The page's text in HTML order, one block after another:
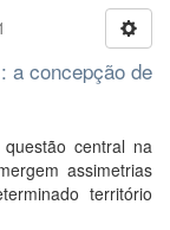
a concepção de
central na
assimetrias
território